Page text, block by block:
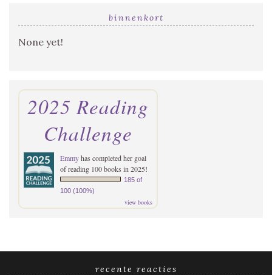
binnenkort
None yet!
2025 Reading
Challenge
Emmyhas completed her goal
of reading 100 books in 2025!
185 of
100 (100%)
view books
recente reacties